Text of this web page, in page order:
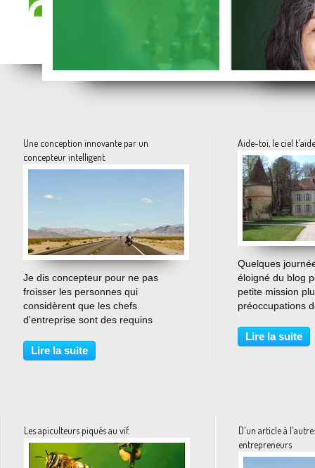
Ethi'Kdo, la carte d'achat en ligne des produits solidaires et responsables
La semence paysanne, la vraie, libre de droits.
Les vieux et
Une conception innovante par un
concepteur intelligent.
…
Je dis concepteur pour ne pas
froisser les personnes qui
considèrent que les chefs
d'entreprise sont des requins
dangereux un requin en eau trouble
parce qu'on ne le voit pas venir). Il
Lire la suite
Aide-toi, le ciel
Quelques
éloigné du blog
petite mission
préoccupations
ébauche de ce
site d'Aignay-le-
Lire la suite
Les apiculteurs piqués au vif.
D'un article à
entrepreneurs